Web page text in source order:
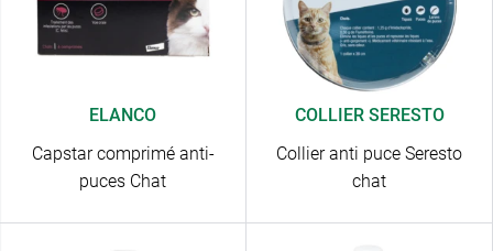
ELANCO
Capstar comprimé anti-
puces Chat
COLLIER SERESTO
Collier anti puce Seresto
chat